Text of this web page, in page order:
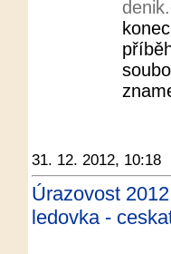
31. 12. 2012, 10:18
Úrazovost
ledovka -